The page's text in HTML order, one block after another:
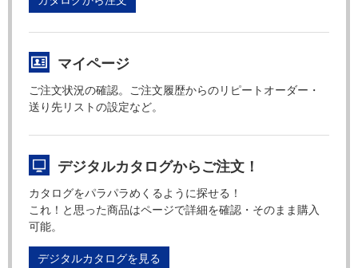
マイページ
ご注文状況の確認。ご注文履歴からのリピートオーダー・
送り先リストの設定など。
デジタルカタログからご注文！
カタログをパラパラめくるように探せる！
これ！と思った商品はページで詳細を確認・そのまま購入
可能。
デジタルカタログを見る